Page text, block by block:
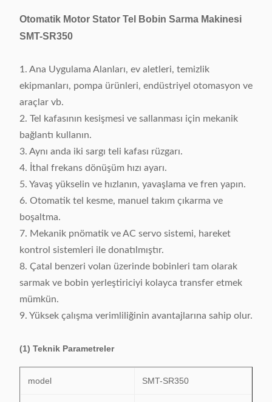
Otomatik Motor Stator Tel Bobin Sarma Makinesi
SMT-SR350
1. Ana Uygulama Alanları, ev aletleri, temizlik
ekipmanları, pompa ürünleri, endüstriyel otomasyon ve
araçlar vb.
2. Tel kafasının kesişmesi ve sallanması için mekanik
bağlantı kullanın.
3. Aynı anda iki sargı teli kafası rüzgarı.
4. İthal frekans dönüşüm hızı ayarı.
5. Yavaş yükselin ve hızlanın, yavaşlama ve fren yapın.
6. Otomatik tel kesme, manuel takım çıkarma ve
boşaltma.
7. Mekanik pnömatik ve AC servo sistemi, hareket
kontrol sistemleri ile donatılmıştır.
8. Çatal benzeri volan üzerinde bobinleri tam olarak
sarmak ve bobin yerleştiriciyi kolayca transfer etmek
mümkün.
9. Yüksek çalışma verimliliğinin avantajlarına sahip olur.
(1) Teknik Parametreler
model SMT-SR350